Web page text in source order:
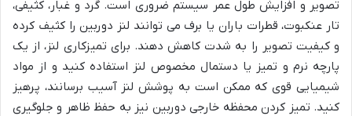
تصویر و افزایش طول عمر سیستم ضروری است. گرد و غبار، کثیفی،
تار عنکبوت، قطرات باران یا برف می توانند لنز دوربین را کثیف کرده
و کیفیت تصویر را به شدت کاهش دهند. برای تمیزکاری لنز، از یک
پارچه نرم و تمیز یا دستمال مخصوص لنز استفاده کنید و از مواد
شیمیایی قوی که ممکن است به پوشش لنز آسیب برسانند، پرهیز
کنید. تمیز کردن محفظه خارجی دوربین نیز به حفظ ظاهر و جلوگیری